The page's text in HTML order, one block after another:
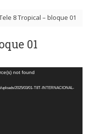
8 Tropical – bloque 01
01
not found
2025/03/01-T8T-INTERNACIONAL-